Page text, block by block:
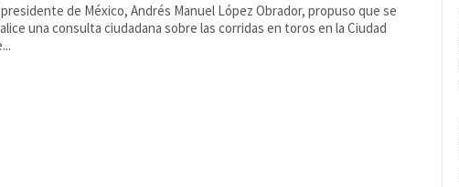
presidente de México, Andrés Manuel López Obrador, propuso que se
una consulta ciudadana sobre las corridas en toros en la Ciudad